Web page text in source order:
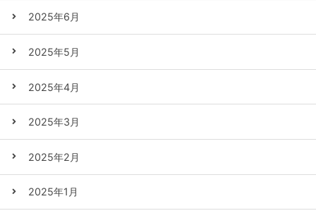
2025年6月
2025年5月
2025年4月
2025年3月
2025年2月
2025年1月